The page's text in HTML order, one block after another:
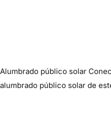
Alumbrado público solar
alumbrado público solar de